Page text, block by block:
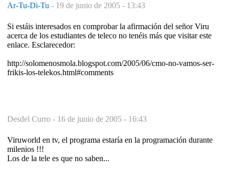
Ar-Tu-Di-Tu - 19 de junio de 2005 - 13:43
Si estáis interesados en comprobar la afirmación del señor Viru
acerca de los estudiantes de teleco no tenéis más que visitar este
enlace. Esclarecedor:
http://solomenosmola.blogspot.com/2005/06/cmo-no-vamos-ser-
frikis-los-telekos.html#comments
Desdel Curro - 16 de junio de 2005 - 16:43
Viruworld en tv, el programa estaría en la programación durante
milenios !!!
Los de la tele es que no saben...